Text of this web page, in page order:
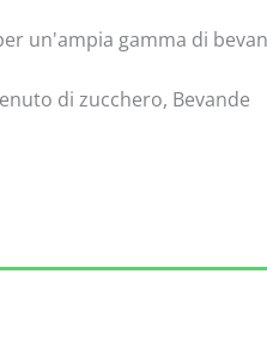
un'ampia gamma di
di zucchero, Bevande